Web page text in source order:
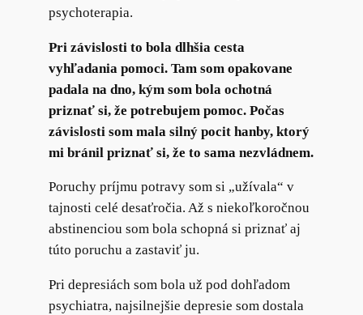
psychoterapia.
Pri závislosti to bola dlhšia cesta
vyhľadania pomoci. Tam som opakovane
padala na dno, kým som bola ochotná
priznať si, že potrebujem pomoc. Počas
závislosti som mala silný pocit hanby, ktorý
mi bránil priznať si, že to sama nezvládnem.
Poruchy príjmu potravy som si „užívala“ v
tajnosti celé desaťročia. Až s niekoľkoročnou
abstinenciou som bola schopná si priznať aj
túto poruchu a zastaviť ju.
Pri depresiách som bola už pod dohľadom
psychiatra, najsilnejšie depresie som dostala